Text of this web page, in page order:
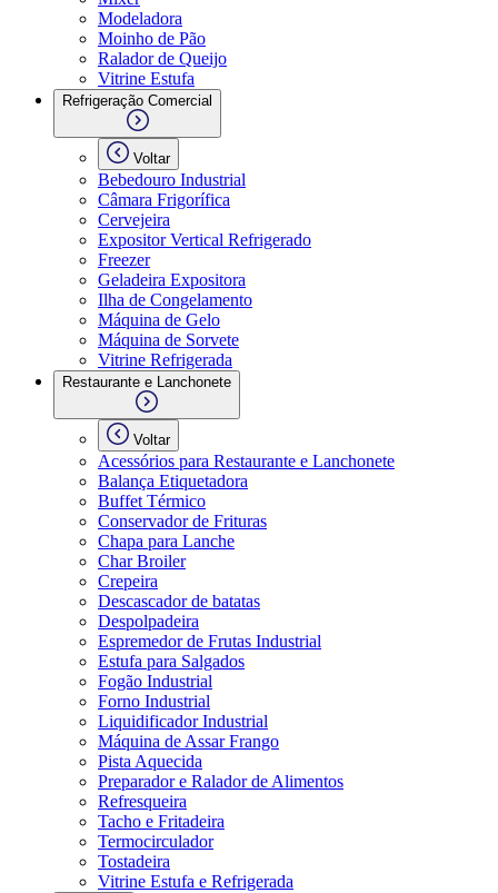
Modeladora
Moinho de Pão
Ralador de Queijo
Vitrine Estufa
Refrigeração Comercial
Voltar
Bebedouro Industrial
Câmara Frigorífica
Cervejeira
Expositor Vertical Refrigerado
Freezer
Geladeira Expositora
Ilha de Congelamento
Máquina de Gelo
Máquina de Sorvete
Vitrine Refrigerada
Restaurante e Lanchonete
Voltar
Acessórios para Restaurante e Lanchonete
Balança Etiquetadora
Buffet Térmico
Conservador de Frituras
Chapa para Lanche
Char Broiler
Crepeira
Descascador de batatas
Despolpadeira
Espremedor de Frutas Industrial
Estufa para Salgados
Fogão Industrial
Forno Industrial
Liquidificador Industrial
Máquina de Assar Frango
Pista Aquecida
Preparador e Ralador de Alimentos
Refresqueira
Tacho e Fritadeira
Termocirculador
Tostadeira
Vitrine Estufa e Refrigerada